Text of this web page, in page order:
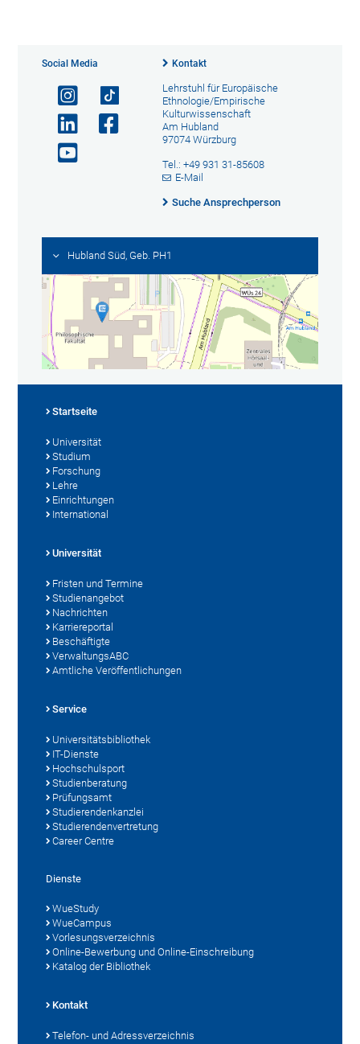
Social Media Kontakt
Lehrstuhl für Europäische
Ethnologie/Empirische
Kulturwissenschaft
Am Hubland
97074 Würzburg
Tel.: +49 931 31-85608
E-Mail
Suche Ansprechperson
Hubland Süd, Geb. PH1
Startseite
Universität
Studium
Forschung
Lehre
Einrichtungen
International
Universität
Fristen und Termine
Studienangebot
Nachrichten
Karriereportal
Beschäftigte
VerwaltungsABC
Amtliche Veröffentlichungen
Service
Universitätsbibliothek
IT-Dienste
Hochschulsport
Studienberatung
Prüfungsamt
Studierendenkanzlei
Studierendenvertretung
Career Centre
Dienste
WueStudy
WueCampus
Vorlesungsverzeichnis
Online-Bewerbung und Online-Einschreibung
Katalog der Bibliothek
Kontakt
Telefon- und Adressverzeichnis